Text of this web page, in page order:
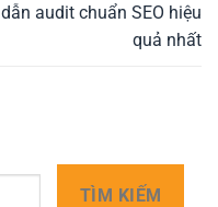
dẫn audit chuẩn SEO hiệu
quả nhất
TÌM KIẾM